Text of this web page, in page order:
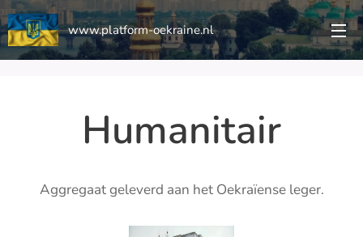
www.platform-oekraine.nl
Humanitair
Aggregaat geleverd aan het Oekraïense leger.